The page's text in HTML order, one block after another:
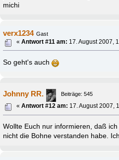
michi
verx1234 Gast
«Antwort #11 am: 17. August 2007,
So geht's auch
Johnny RR.
Beiträge: 545
«Antwort #12 am: 17. August 2007,
Wollte Euch nur informieren, daß
nicht die Bohne verstanden habe.